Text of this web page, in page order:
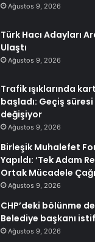
Ağustos 9, 2026
Türk Hacı Adayları
Ulaştı
Ağustos 9, 2026
Trafik ışıklarında
başladı: Geçiş
değişiyor
Ağustos 9, 2026
Birleşik Muhalefet
Yapıldı: ‘Tek Adam
Ortak Mücadele
Ağustos 9, 2026
CHP’deki bölünme
Belediye başkanı
Ağustos 9, 2026